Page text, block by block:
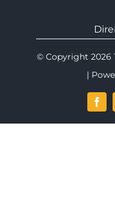
© Copyright 2026
|